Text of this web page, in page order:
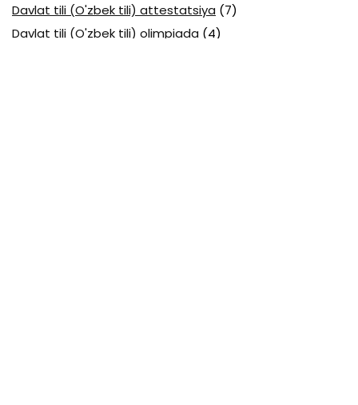
Davlat tili (O'zbek tili) attestatsiya (7)
Davlat tili (O'zbek tili) olimpiada (4)